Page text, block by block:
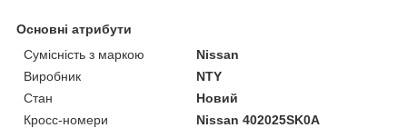
Основні атрибути
Сумісність з маркою
Nissan
Виробник
NTY
Стан
Новий
Кросс-номери
Nissan 402025SK0A